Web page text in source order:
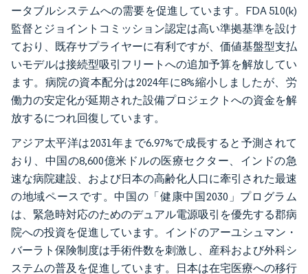
ータブルシステムへの需要を促進しています。FDA 510(k)
監督とジョイントコミッション認定は高い準拠基準を設け
ており、既存サプライヤーに有利ですが、価値基盤型支払
いモデルは接続型吸引フリートへの追加予算を解放してい
ます。病院の資本配分は2024年に8%縮小しましたが、労
働力の安定化が延期された設備プロジェクトへの資金を解
放するにつれ回復しています。
アジア太平洋は2031年まで6.97%で成長すると予測されて
おり、中国の8,600億米ドルの医療セクター、インドの急
速な病院建設、および日本の高齢化人口に牽引された最速
の地域ペースです。中国の「健康中国2030」プログラム
は、緊急時対応のためのデュアル電源吸引を優先する郡病
院への投資を促進しています。インドのアーユシュマン・
バーラト保険制度は手術件数を刺激し、産科および外科シ
ステムの普及を促進しています。日本は在宅医療への移行